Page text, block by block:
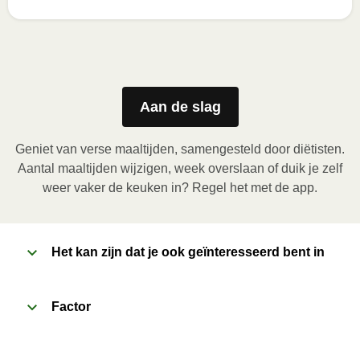
Zo geniet je er op z'n best van
Magnetron (800W):
Verwijder de kartonnen sleeve en prik enkele gaatjes
in de folie. Plaats het bakje in de magnetron en
verwarm de maaltijd gedurende 3,5 minuten. Laat de
maaltijd daarna nog 1 minuut rusten voor het
verwijderen van de folie. Pas bij het openen op voor
sleeve en prik enkele gaatjes in de folie. Plaats het
Aan de slag
Geniet van verse maaltijden, samengesteld door diëtisten.
Aantal maaltijden wijzigen, week overslaan of duik je zelf
weer vaker de keuken in? Regel het met de app.
Het kan zijn dat je ook geïnteresseerd bent in
Factor